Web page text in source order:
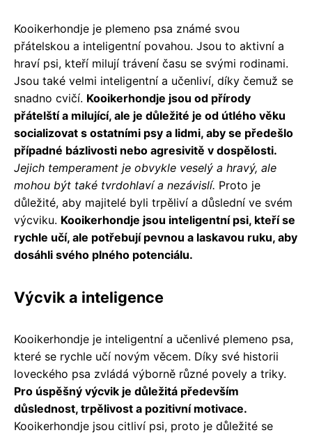
Kooikerhondje je plemeno psa známé svou
přátelskou a inteligentní povahou. Jsou to aktivní a
hraví psi, kteří milují trávení času se svými rodinami.
Jsou také velmi inteligentní a učenliví, díky čemuž se
snadno cvičí. Kooikerhondje jsou od přírody
přátelští a milující, ale je důležité je od útlého věku
socializovat s ostatními psy a lidmi, aby se předešlo
případné bázlivosti nebo agresivitě v dospělosti.
Jejich temperament je obvykle veselý a hravý, ale
mohou být také tvrdohlaví a nezávislí. Proto je
důležité, aby majitelé byli trpěliví a důslední ve svém
výcviku. Kooikerhondje jsou inteligentní psi, kteří se
rychle učí, ale potřebují pevnou a laskavou ruku, aby
dosáhli svého plného potenciálu.
Výcvik a inteligence
Kooikerhondje je inteligentní a učenlivé plemeno psa,
které se rychle učí novým věcem. Díky své historii
loveckého psa zvládá výborně různé povely a triky.
Pro úspěšný výcvik je důležitá především
důslednost, trpělivost a pozitivní motivace.
Kooikerhondje jsou citliví psi, proto je důležité se